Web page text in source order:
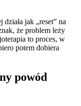
jak „reset” na
że problem leży
to proces, w
potem dobiera
powód